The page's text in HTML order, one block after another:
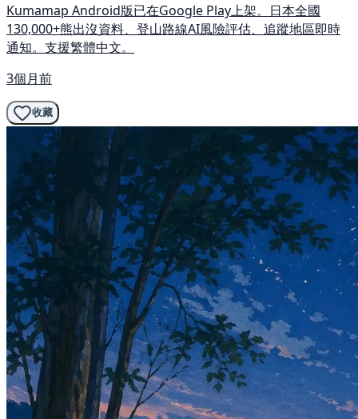
Kumamap Android版已在Google Play上架。日本全國
130,000+熊出沒資料、登山路線AI風險評估、追蹤地區即時
通知。支援繁體中文。
3個月前
收藏